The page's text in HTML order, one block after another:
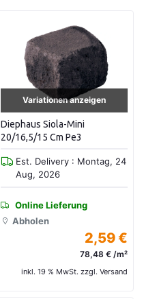
Variationen anzeigen
Diephaus Siola-Mini
20/16,5/15 Cm Pe3
Est. Delivery : Montag, 24
Aug, 2026
Online Lieferung
Abholen
2,59 €
78,48 € /m²
inkl. 19 % MwSt. zzgl. Versand